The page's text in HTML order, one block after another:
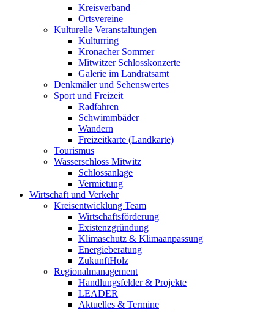
Kreisverband
Ortsvereine
Kulturelle Veranstaltungen
Kulturring
Kronacher Sommer
Mitwitzer Schlosskonzerte
Galerie im Landratsamt
Denkmäler und Sehenswertes
Sport und Freizeit
Radfahren
Schwimmbäder
Wandern
Freizeitkarte (Landkarte)
Tourismus
Wasserschloss Mitwitz
Schlossanlage
Vermietung
Wirtschaft und Verkehr
Kreisentwicklung Team
Wirtschaftsförderung
Existenzgründung
Klimaschutz & Klimaanpassung
Energieberatung
ZukunftHolz
Regionalmanagement
Handlungsfelder & Projekte
LEADER
Aktuelles & Termine